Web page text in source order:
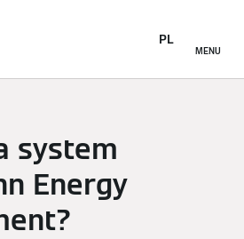
MENU
PL
system
Energy